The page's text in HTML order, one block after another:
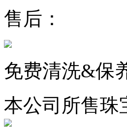
售后：
免费清洗&保
本公司所售珠